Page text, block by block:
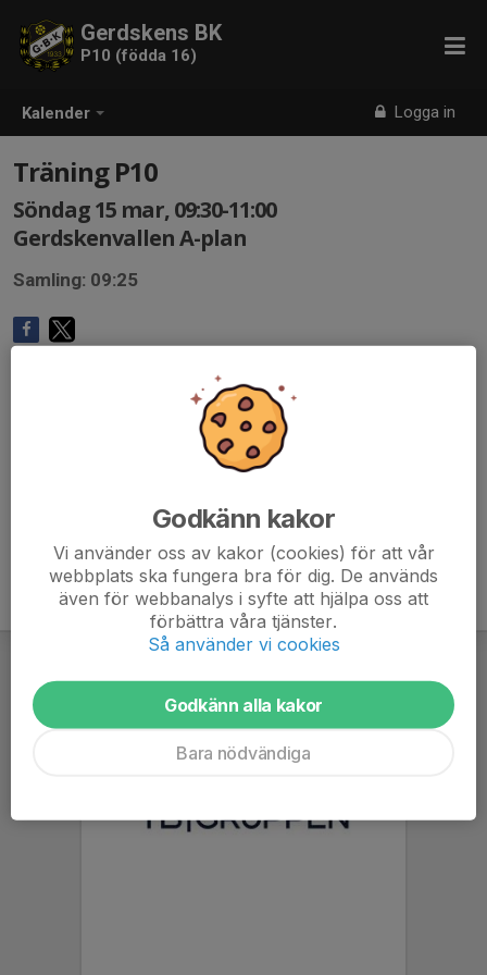
Kalender Logga in
Gerdskens BK
P10 (födda 16)
Träning P10
Söndag 15 mar, 09:30-11:00
Gerdskenvallen A-plan
Samling: 09:25
Godkänn kakor
Vi använder oss av kakor (cookies) för att vår
webbplats ska fungera bra för dig. De används
även för webbanalys i syfte att hjälpa oss att
förbättra våra tjänster.
Så använder vi cookies
Godkänn alla kakor
Bara nödvändiga